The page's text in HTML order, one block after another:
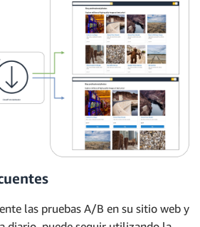
las pruebas A/B en su sitio web y